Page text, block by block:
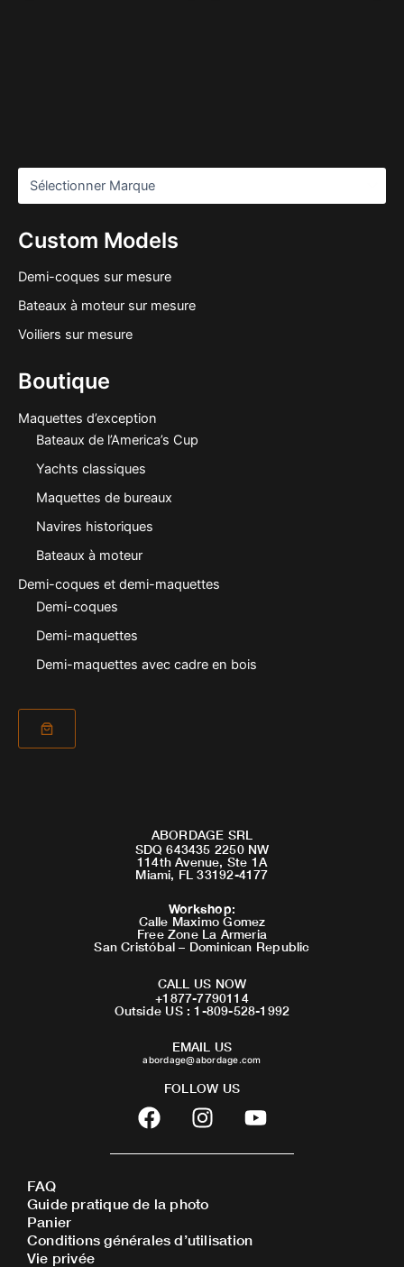
Custom Models
Demi-coques sur mesure
Bateaux à moteur sur mesure
Voiliers sur mesure
Boutique
Maquettes d’exception
Bateaux de l’America’s Cup
Yachts classiques
Maquettes de bureaux
Navires historiques
Bateaux à moteur
Demi-coques et demi-maquettes
Demi-coques
Demi-maquettes
Demi-maquettes avec cadre en bois
ABORDAGE SRL
SDQ 643435 2250 NW
114th Avenue, Ste 1A
Miami, FL 33192-4177
Workshop:
Calle Maximo Gomez
Free Zone La Armeria
San Cristóbal – Dominican Republic
CALL US NOW
+1877-7790114
Outside US : 1-809-528-1992
EMAIL US
abordage@abordage.com
FOLLOW US
F
a
c
b
o
o
I
n
s
a
g
r
Y
o
u
FAQ
Guide pratique de la photo
Panier
Conditions générales d’utilisation
Vie privée